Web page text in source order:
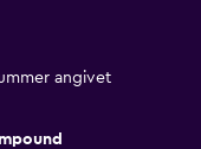
angivet